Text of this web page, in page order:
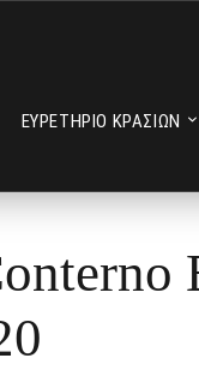
ΕΥΡΕΤΗΡΙΟ ΚΡΑΣΙΩΝ